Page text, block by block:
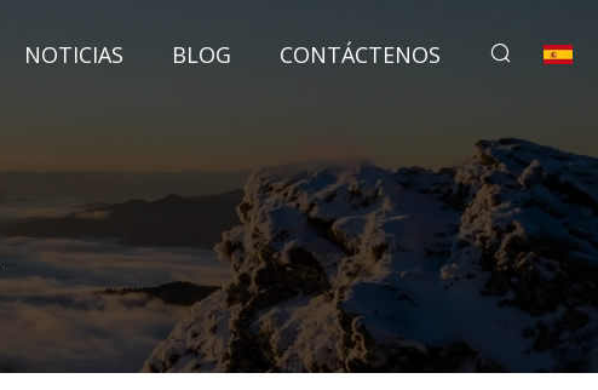
NOTICIAS BLOG CONTÁCTENOS